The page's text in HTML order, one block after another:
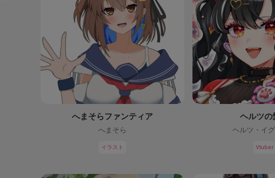
へまそらファンティア
へまそら
イラスト
ヘルツの
ヘルツ・イ
Vtuber